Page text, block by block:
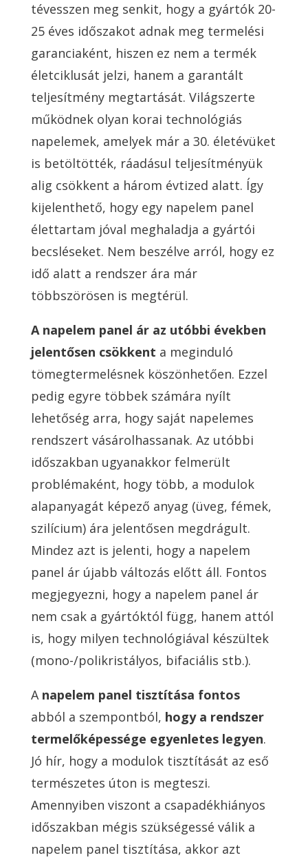
tévesszen meg senkit, hogy a gyártók 20-
25 éves időszakot adnak meg termelési
garanciaként, hiszen ez nem a termék
életciklusát jelzi, hanem a garantált
teljesítmény megtartását. Világszerte
működnek olyan korai technológiás
napelemek, amelyek már a 30. életévüket
is betöltötték, ráadásul teljesítményük
alig csökkent a három évtized alatt. Így
kijelenthető, hogy egy napelem panel
élettartam jóval meghaladja a gyártói
becsléseket. Nem beszélve arról, hogy ez
idő alatt a rendszer ára már
többszörösen is megtérül.
A napelem panel ár az utóbbi években
jelentősen csökkent a meginduló
tömegtermelésnek köszönhetően. Ezzel
pedig egyre többek számára nyílt
lehetőség arra, hogy saját napelemes
rendszert vásárolhassanak. Az utóbbi
időszakban ugyanakkor felmerült
problémaként, hogy több, a modulok
alapanyagát képező anyag (üveg, fémek,
szilícium) ára jelentősen megdrágult.
Mindez azt is jelenti, hogy a napelem
panel ár újabb változás előtt áll. Fontos
megjegyezni, hogy a napelem panel ár
nem csak a gyártóktól függ, hanem attól
is, hogy milyen technológiával készültek
(mono-/polikristályos, bifaciális stb.).
A napelem panel tisztítása fontos
abból a szempontból, hogy a rendszer
termelőképessége egyenletes legyen.
Jó hír, hogy a modulok tisztítását az eső
természetes úton is megteszi.
Amennyiben viszont a csapadékhiányos
időszakban mégis szükségessé válik a
napelem panel tisztítása, akkor azt